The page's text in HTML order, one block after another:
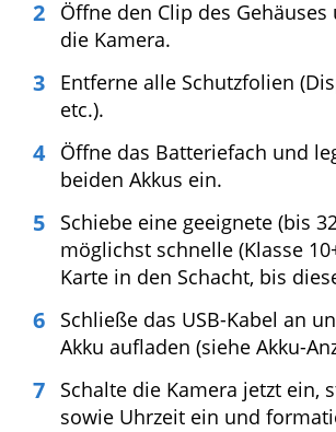
Stabilizer:Bild-Stabilisierung
Die Handhabung der
Scape Action-Cam in 9
erklärt
Öffne den Clip des Gehäuses
entnimmt die Kamera.
Entferne alle Schutzfolien
Objektiv etc.).
Öffne das Batteriefach und
beiden Akkus ein.